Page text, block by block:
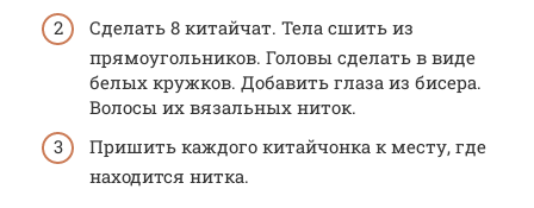
Сделать 8 китайчат. Тела сшить из
прямоугольников. Головы сделать в виде
белых кружков. Добавить глаза из бисера.
Волосы их вязальных ниток.
Пришить каждого китайчонка к месту, где
находится нитка.